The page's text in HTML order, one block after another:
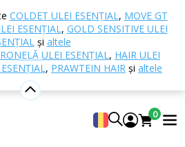
COLDET ULEI ESENȚIAL, MOVE GT
ESENȚIAL, GOLD SENSITIVE ULEI
și altele
ULEI ESENȚIAL, HAIR ULEI
, PRAWTEIN HAIR și altele
0
esențiale
Motivation ulei
esențial
de uleiuri esențiale